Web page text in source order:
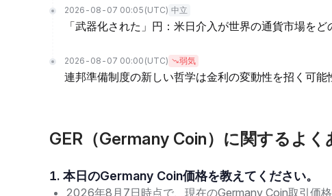
2026-08-07 00:05 (UTC) 中立
「武器化された」円：米日介入が世界の通貨市場を
2026-08-07 00:00 (UTC) 弱気
連邦準備制度の新しい哲学は金利の変動性を招く可能
GER（Germany Coin）に関するよく
1. 本日のGermany Coin価格を教えてください。
2026年8月7日時点で、現在のGermany Coin取引価